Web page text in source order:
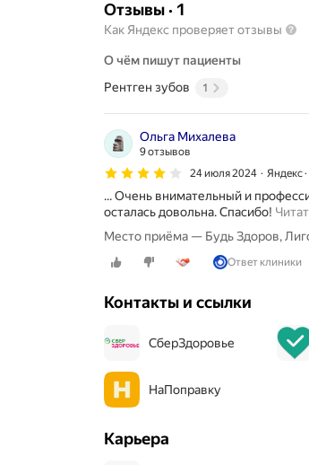
Отзывы· 1
Как Яндекс проверяет отзывы
О чём пишут пациенты
Рентген зубов
1
Ольга Михалева
9 отзывов
24 июля 2024
Яндекс
... Очень внимательный и
осталась довольна. Спасибо!
Место приёма — Будь Здоров,
Ответ клиники
Контакты и ссылки
СберЗдоровье
НаПоправку
Карьера